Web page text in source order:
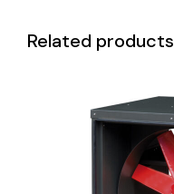
Related products